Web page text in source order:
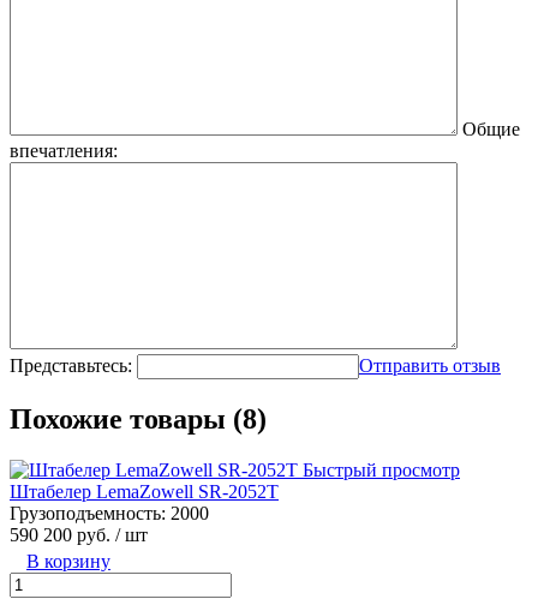
Общие
впечатления:
Представьтесь: Отправить отзыв
Похожие товары (8)
Быстрый просмотр
Штабелер LemaZowell SR-2052T
Грузоподъемность: 2000
590 200 руб. / шт
В корзину